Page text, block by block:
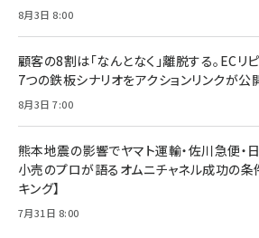
Amazonランキングをも
8月3日 8:00
顧客の8割は「なんとなく」離脱する。ECリ
7つの鉄板シナリオをアクションリンクが公
8月3日 7:00
熊本地震の影響でヤマト運輸・佐川急便
小売のプロが語るオムニチャネル成功の条
キング】
7月31日 8:00